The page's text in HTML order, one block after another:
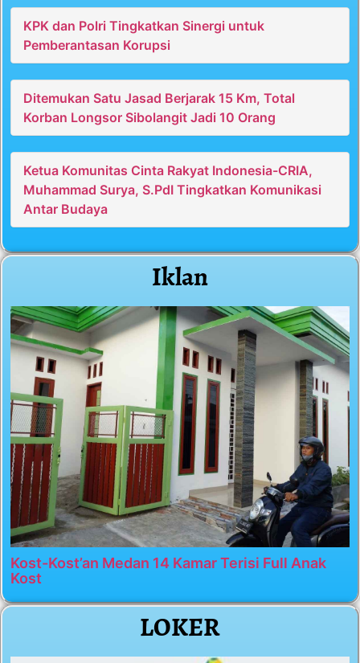
KPK dan Polri Tingkatkan Sinergi untuk
Pemberantasan Korupsi
Ditemukan Satu Jasad Berjarak 15 Km, Total
Korban Longsor Sibolangit Jadi 10 Orang
Ketua Komunitas Cinta Rakyat Indonesia-CRIA,
Muhammad Surya, S.PdI Tingkatkan Komunikasi
Antar Budaya
Iklan
Kost-Kost’an Medan 14 Kamar Terisi Full Anak
Kost
LOKER